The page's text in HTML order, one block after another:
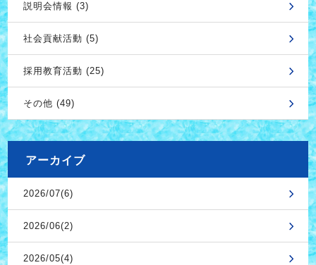
説明会情報 (3)
社会貢献活動 (5)
採用教育活動 (25)
その他 (49)
アーカイブ
2026/07(6)
2026/06(2)
2026/05(4)